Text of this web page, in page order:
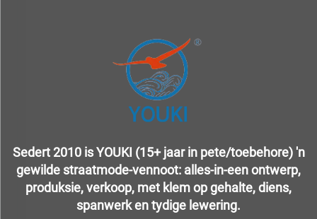
Sedert 2010 is YOUKI (15+ jaar in pete/toebehore) 'n
gewilde straatmode-vennoot: alles-in-een ontwerp,
produksie, verkoop, met klem op gehalte, diens,
spanwerk en tydige lewering.